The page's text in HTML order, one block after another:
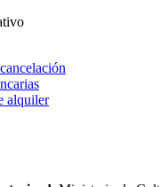
alquiler